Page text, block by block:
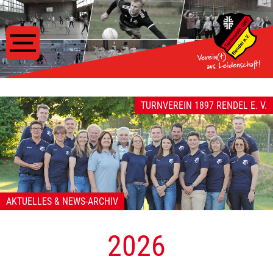
TURNVEREIN 1897 RENDEL E. V.
AKTUELLES & NEWS-ARCHIV
2026